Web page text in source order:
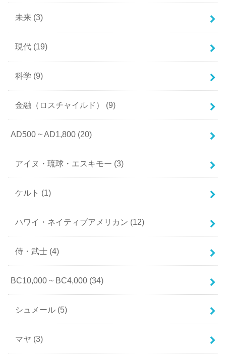
未来 (3)
現代 (19)
科学 (9)
金融（ロスチャイルド） (9)
AD500 ~ AD1,800 (20)
アイヌ・琉球・エスキモー (3)
ケルト (1)
ハワイ・ネイティブアメリカン (12)
侍・武士 (4)
BC10,000 ~ BC4,000 (34)
シュメール (5)
マヤ (3)